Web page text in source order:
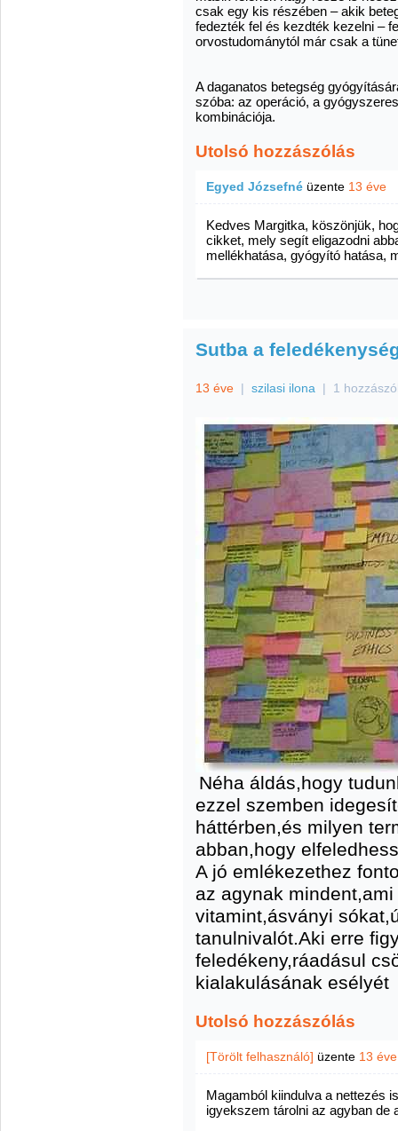
csak egy kis részében – akik
fedezték fel és kezdték kezelni –
orvostudománytól már csak a
A daganatos betegség
szóba: az operáció, a
kombinációja.
Utolsó hozzászólás
Egyed Józsefné üzente 13 éve
Kedves Margitka, köszönjük,
cikket, mely segít eligazodni
mellékhatása, gyógyító hatása,
Sutba a
13 éve | szilasi ilona | 1
Néha áldás,hogy
ezzel szemben
háttérben,és milyen
abban,hogy
A jó emlékezethez
az agynak
vitamint,ásványi
tanulnivalót.Aki erre
feledékeny,ráadásul
kialakulásának esélyét
Utolsó hozzászólás
[Törölt felhasználó] üzente 13 éve
Magamból kiindulva a nettezés
igyekszem tárolni az agyban de